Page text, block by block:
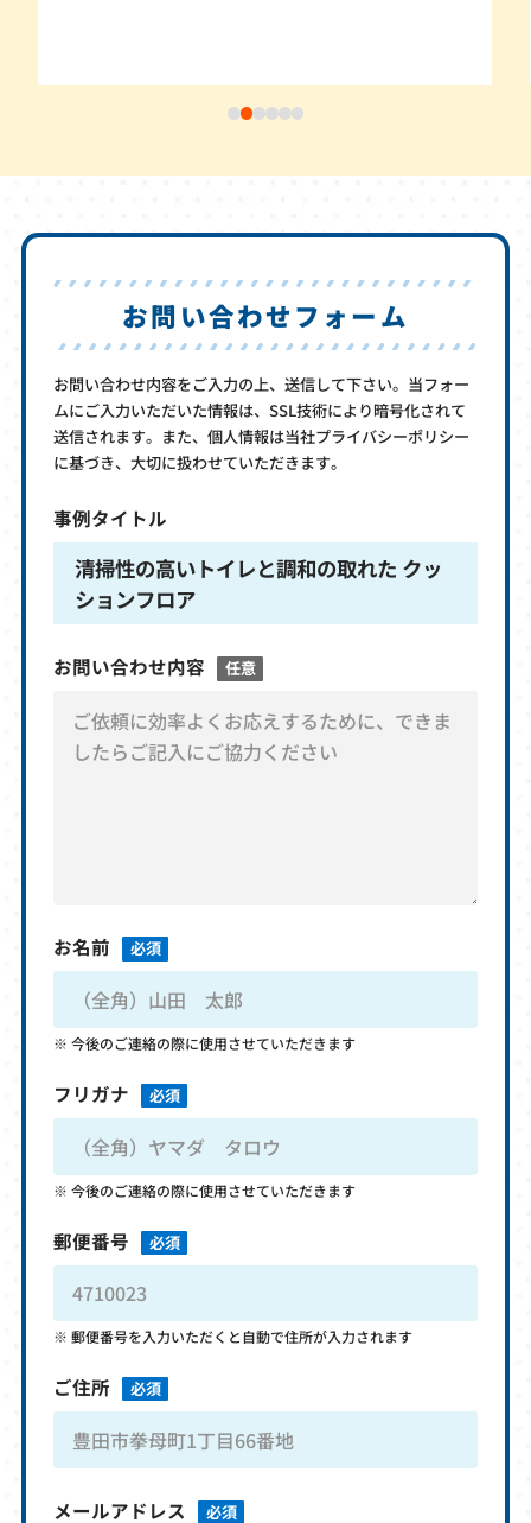
お問い合わせフォーム
お問い合わせ内容をご入力の上、送信して下さい。当フォー
ムにご入力いただいた情報は、SSL技術により暗号化されて
送信されます。また、個人情報は当社プライバシーポリシー
に基づき、大切に扱わせていただきます。
事例タイトル
清掃性の高いトイレと調和の取れた クッ
ションフロア
お問い合わせ内容 任意
お名前 必須
今後のご連絡の際に使用させていただきます
フリガナ 必須
今後のご連絡の際に使用させていただきます
郵便番号 必須
郵便番号を入力いただくと自動で住所が入力されます
ご住所 必須
メールアドレス 必須